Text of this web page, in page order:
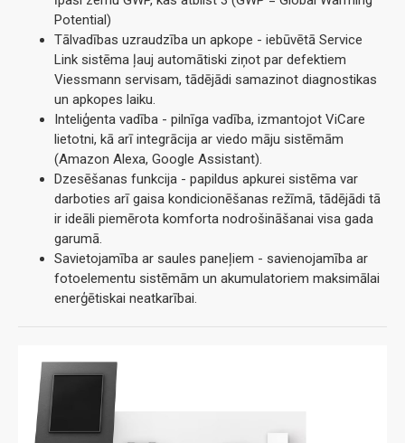
Potential)
Tālvadības uzraudzība un apkope - iebūvētā Service
Link sistēma ļauj automātiski ziņot par defektiem
Viessmann servisam, tādējādi samazinot diagnostikas
un apkopes laiku.
Inteliģenta vadība - pilnīga vadība, izmantojot ViCare
lietotni, kā arī integrācija ar viedo māju sistēmām
(Amazon Alexa, Google Assistant).
Dzesēšanas funkcija - papildus apkurei sistēma var
darboties arī gaisa kondicionēšanas režīmā, tādējādi tā
ir ideāli piemērota komforta nodrošināšanai visa gada
garumā.
Savietojamība ar saules paneļiem - savienojamība ar
fotoelementu sistēmām un akumulatoriem maksimālai
enerģētiskai neatkarībai.